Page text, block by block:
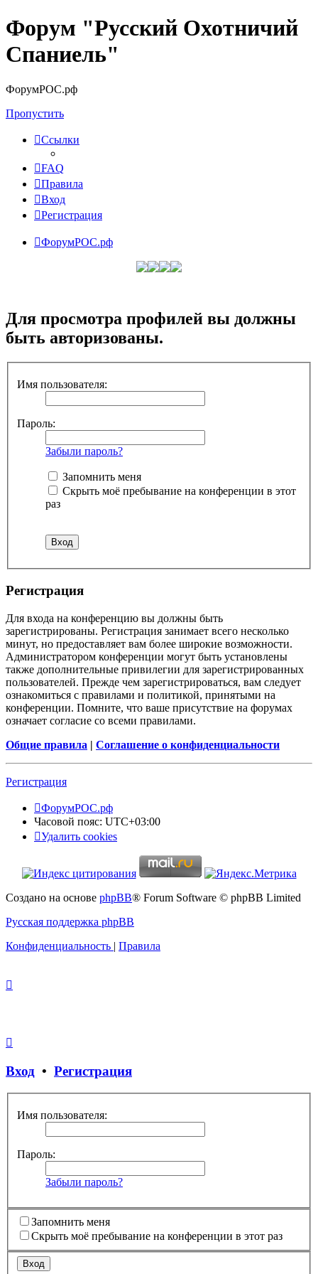
Форум "Русский Охотничий
Спаниель"
ФорумРОС.рф
Пропустить
Ссылки
FAQ
Правила
Вход
Регистрация
ФорумРОС.рф
Для просмотра профилей вы должны
быть авторизованы.
Имя пользователя:
Пароль:
Забыли пароль?
Запомнить меня
Скрыть моё пребывание на конференции в этот
раз
Регистрация
Для входа на конференцию вы должны быть
зарегистрированы. Регистрация занимает всего несколько
минут, но предоставляет вам более широкие возможности.
Администратором конференции могут быть установлены
также дополнительные привилегии для зарегистрированных
пользователей. Прежде чем зарегистрироваться, вам следует
ознакомиться с правилами и политикой, принятыми на
конференции. Помните, что ваше присутствие на форумах
означает согласие со всеми правилами.
Общие правила | Соглашение о конфиденциальности
Регистрация
ФорумРОС.рф
Часовой пояс: UTC+03:00
Удалить cookies
Создано на основе phpBB® Forum Software © phpBB Limited
Русская поддержка phpBB
Конфиденциальность | Правила
Вход • Регистрация
Имя пользователя:
Пароль:
Забыли пароль?
Запомнить меня
Скрыть моё пребывание на конференции в этот раз